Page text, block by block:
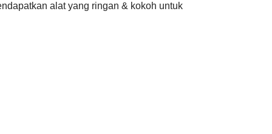
alat yang ringan & kokoh untuk